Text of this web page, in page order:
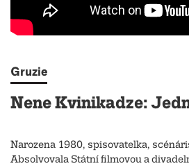
Gruzie
Nene Kvinikadze:
Narozena 1980, spisovatelka,
Absolvovala Státní filmovou a